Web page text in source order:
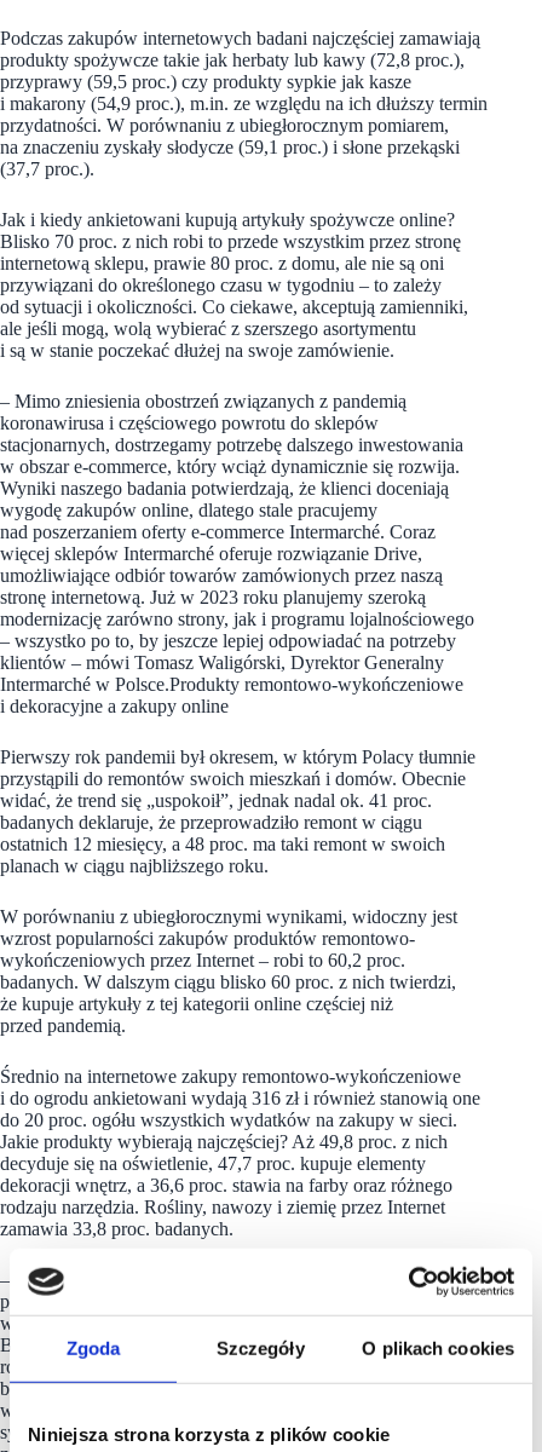
Zgoda Szczegóły O plikach cookies
Niniejsza strona korzysta z plików cookie
Podczas zakupów internetowych badani najczęściej zamawiają
produkty spożywcze takie jak herbaty lub kawy (72,8 proc.),
przyprawy (59,5 proc.) czy produkty sypkie jak kasze
i makarony (54,9 proc.), m.in. ze względu na ich dłuższy termin
przydatności. W porównaniu z ubiegłorocznym pomiarem,
na znaczeniu zyskały słodycze (59,1 proc.) i słone przekąski
(37,7 proc.).
Jak i kiedy ankietowani kupują artykuły spożywcze online?
Blisko 70 proc. z nich robi to przede wszystkim przez stronę
internetową sklepu, prawie 80 proc. z domu, ale nie są oni
przywiązani do określonego czasu w tygodniu – to zależy
od sytuacji i okoliczności. Co ciekawe, akceptują zamienniki,
ale jeśli mogą, wolą wybierać z szerszego asortymentu
i są w stanie poczekać dłużej na swoje zamówienie.
– Mimo zniesienia obostrzeń związanych z pandemią
koronawirusa i częściowego powrotu do sklepów
stacjonarnych, dostrzegamy potrzebę dalszego inwestowania
w obszar e-commerce, który wciąż dynamicznie się rozwija.
Wyniki naszego badania potwierdzają, że klienci doceniają
wygodę zakupów online, dlatego stale pracujemy
nad poszerzaniem oferty e-commerce Intermarché. Coraz
więcej sklepów Intermarché oferuje rozwiązanie Drive,
umożliwiające odbiór towarów zamówionych przez naszą
stronę internetową. Już w 2023 roku planujemy szeroką
modernizację zarówno strony, jak i programu lojalnościowego
– wszystko po to, by jeszcze lepiej odpowiadać na potrzeby
klientów – mówi Tomasz Waligórski, Dyrektor Generalny
Intermarché w Polsce.Produkty remontowo-wykończeniowe
i dekoracyjne a zakupy online
Pierwszy rok pandemii był okresem, w którym Polacy tłumnie
przystąpili do remontów swoich mieszkań i domów. Obecnie
widać, że trend się „uspokoił”, jednak nadal ok. 41 proc.
badanych deklaruje, że przeprowadziło remont w ciągu
ostatnich 12 miesięcy, a 48 proc. ma taki remont w swoich
planach w ciągu najbliższego roku.
W porównaniu z ubiegłorocznymi wynikami, widoczny jest
wzrost popularności zakupów produktów remontowo-
wykończeniowych przez Internet – robi to 60,2 proc.
badanych. W dalszym ciągu blisko 60 proc. z nich twierdzi,
że kupuje artykuły z tej kategorii online częściej niż
przed pandemią.
Średnio na internetowe zakupy remontowo-wykończeniowe
i do ogrodu ankietowani wydają 316 zł i również stanowią one
do 20 proc. ogółu wszystkich wydatków na zakupy w sieci.
Jakie produkty wybierają najczęściej? Aż 49,8 proc. z nich
decyduje się na oświetlenie, 47,7 proc. kupuje elementy
dekoracji wnętrz, a 36,6 proc. stawia na farby oraz różnego
rodzaju narzędzia. Rośliny, nawozy i ziemię przez Internet
zamawia 33,8 proc. badanych.
– Odpowiedzi ankietowanych udzielone w naszym badaniu
potwierdzają, że mimo częściowego powrotu do normalności
w handlu, nie nastąpi odwrót od zakupów w sieci. Dlatego
Bricomarché stawia na kanał e-commerce. Naszym
rozwiązaniem w tym zakresie są Bricomaty, czyli autorskie
boksy do odbioru zamówień internetowych, które
wprowadziliśmy już w 2019 roku. Od tamtej pory
systematycznie rozwijaliśmy naszą sieć Bricomatów, podążając